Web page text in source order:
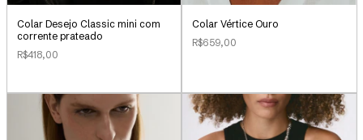
Colar Desejo Classic mini com
corrente prateado
R$418,00
Colar Vértice Ouro
R$659,00